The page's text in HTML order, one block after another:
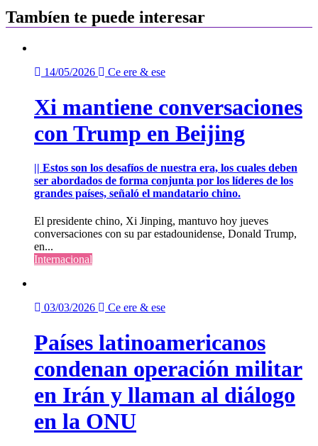
Tambíen te puede interesar
14/05/2026 Ce ere & ese
Xi mantiene conversaciones
con Trump en Beijing
|| Estos son los desafíos de nuestra era, los cuales deben
ser abordados de forma conjunta por los líderes de los
grandes países, señaló el mandatario chino.
El presidente chino, Xi Jinping, mantuvo hoy jueves
conversaciones con su par estadounidense, Donald Trump,
en...
Internacional
03/03/2026 Ce ere & ese
Países latinoamericanos
condenan operación militar
en Irán y llaman al diálogo
en la ONU